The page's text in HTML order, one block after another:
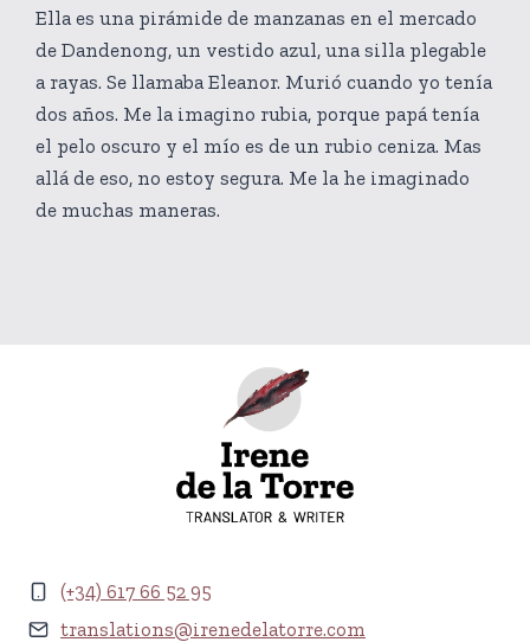
Ella es una pirámide de manzanas en el mercado
de Dandenong, un vestido azul, una silla plegable
a rayas. Se llamaba Eleanor. Murió cuando yo tenía
dos años. Me la imagino rubia, porque papá tenía
el pelo oscuro y el mío es de un rubio ceniza. Mas
allá de eso, no estoy segura. Me la he imaginado
de muchas maneras.
(+34) 617 66 52 95
translations@irenedelatorre.com